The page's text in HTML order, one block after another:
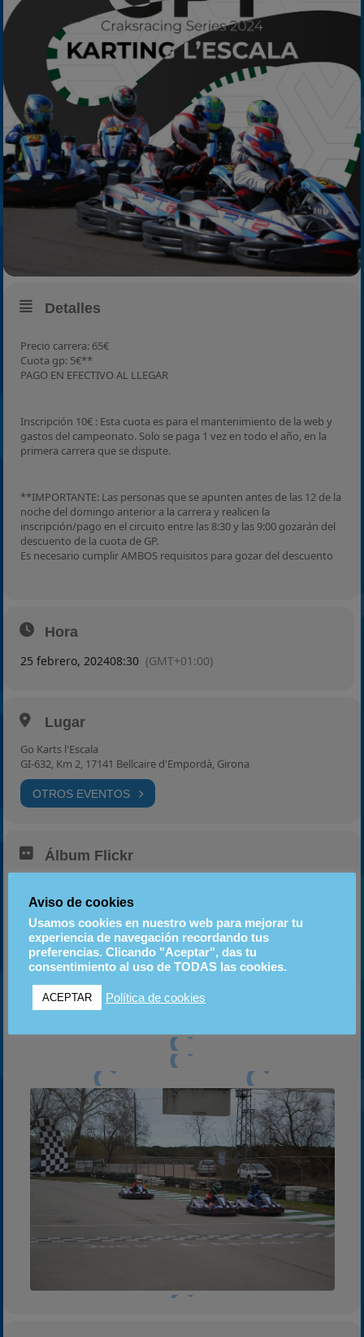
Estadísticas
Preguntas Frecuentes
Detalles
Precio carrera: 65€
Cuota gp: 5€**
PAGO EN EFECTIVO AL LLEGAR
Inscripción 10€ : Esta cuota es para el mantenimiento de la web y
gastos del campeonato. Solo se paga 1 vez en todo el año, en la
primera carrera que se dispute.
**IMPORTANTE: Las personas que se apunten antes de las 12 de la
noche del domingo anterior a la carrera y realicen la
inscripción/pago en el circuito entre las 8:30 y las 9:00 gozarán del
descuento de la cuota de GP.
Es necesario cumplir AMBOS requisitos para gozar del descuento
Hora
25 febrero, 202408:30 (GMT+01:00)
Lugar
Go Karts l'Escala
GI-632, Km 2, 17141 Bellcaire d'Empordà, Girona
OTROS EVENTOS
Álbum Flickr
GP1 2024 Karting
L'Escala
1210 fotos
Aviso de cookies
Usamos cookies en nuestro web para mejorar tu
experiencia de navegación recordando tus
preferencias. Clicando "Aceptar", das tu
consentimiento al uso de TODAS las cookies.
ACEPTAR Política de cookies